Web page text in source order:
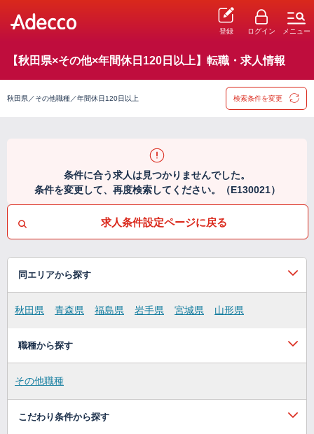
登録 ログイン メニュー
【秋田県×その他×年間休日120日以上】転職・求人情報
秋田県／その他職種／年間休日120日以上 検索条件を変更
条件に合う求人は見つかりませんでした。
条件を変更して、再度検索してください。（E130021）
求人条件設定ページに戻る
同エリアから探す
秋田県 青森県 福島県 岩手県 宮城県 山形県
職種から探す
その他職種
こだわり条件から探す